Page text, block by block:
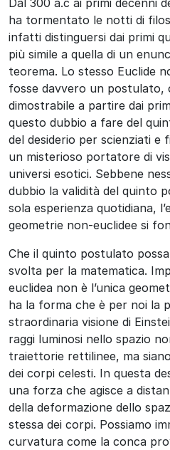
ha tormentato le notti di
infatti distinguersi dai primi
più simile a quella di un
teorema. Lo stesso Euclide
fosse davvero un postulato,
dimostrabile a partire dai
questo dubbio a fare del
del desiderio per scienziati e
un misterioso portatore di
universi esotici. Sebbene
dubbio la validità del quinto
sola esperienza quotidiana,
geometrie non-euclidee si
Che il quinto postulato
svolta per la matematica.
euclidea non è l’unica
ha la forma che è per noi la
straordinaria visione di
raggi luminosi nello spazio
traiettorie rettilinee, ma
dei corpi celesti. In questa
una forza che agisce a
della deformazione dello
stessa dei corpi. Possiamo
curvatura come la conca